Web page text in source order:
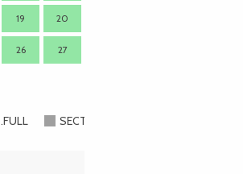
19 20
26 27
SECTIONS.PLANNING.CLOSED